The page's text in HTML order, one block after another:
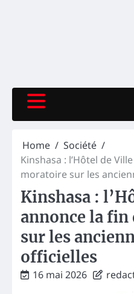
Home
Société
Kinshasa : l’Hôtel de
moratoire sur les
Kinshasa :
annonce la
sur les
officielles
16 mai 2026